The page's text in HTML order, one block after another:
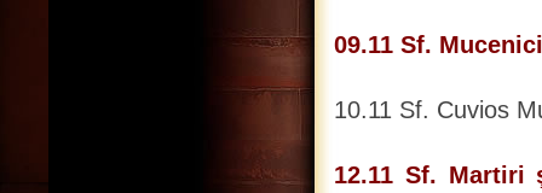
09.11 Sf.
10.11 Sf. Cuvios
12.11 Sf. Martiri